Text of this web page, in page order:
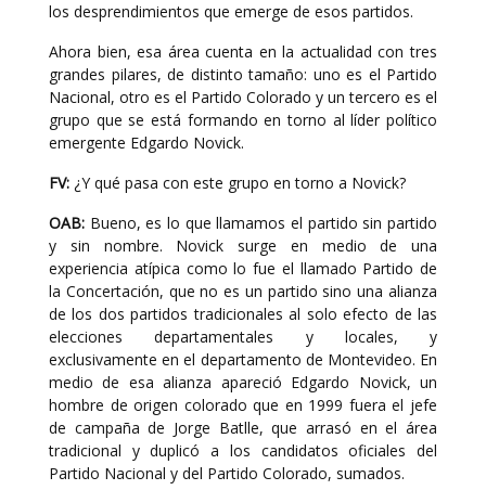
los desprendimientos que emerge de esos partidos.
Ahora bien, esa área cuenta en la actualidad con tres
grandes pilares, de distinto tamaño: uno es el Partido
Nacional, otro es el Partido Colorado y un tercero es el
grupo que se está formando en torno al líder político
emergente Edgardo Novick.
FV: ¿Y qué pasa con este grupo en torno a Novick?
OAB: Bueno, es lo que llamamos el partido sin partido
y sin nombre. Novick surge en medio de una
experiencia atípica como lo fue el llamado Partido de
la Concertación, que no es un partido sino una alianza
de los dos partidos tradicionales al solo efecto de las
elecciones departamentales y locales, y
exclusivamente en el departamento de Montevideo. En
medio de esa alianza apareció Edgardo Novick, un
hombre de origen colorado que en 1999 fuera el jefe
de campaña de Jorge Batlle, que arrasó en el área
tradicional y duplicó a los candidatos oficiales del
Partido Nacional y del Partido Colorado, sumados.